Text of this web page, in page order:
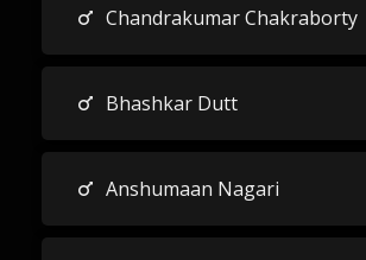
Chandrakumar Chakraborty
Bhashkar Dutt
Anshumaan Nagari